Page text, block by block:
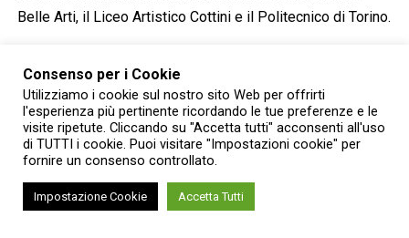
Belle Arti, il Liceo Artistico Cottini e il Politecnico di Torino.
Fabula”: un percorso narrativo che invita a riscoprire la
fiaba come strumento universale per raccontare la
contemporaneità, affrontando attraverso le opere d’arte
temi quali l’inclusione, il rispetto dell’ambiente e il senso
di comunità.
Il Concorso “Giacomo Grosso”,
Consenso per i Cookie
Utilizziamo i cookie sul nostro sito Web per offrirti
l'esperienza più pertinente ricordando le tue preferenze e le
visite ripetute. Cliccando su "Accetta tutti" acconsenti all'uso
di TUTTI i cookie. Puoi visitare "Impostazioni cookie" per
fornire un consenso controllato.
Impostazione Cookie Accetta Tutti